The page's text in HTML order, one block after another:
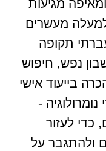
מגיעות
למעלה מעשרים
תקופה
נפש, חיפוש
בייעוד אישי
-
כדי לעזור
ולהתגבר על